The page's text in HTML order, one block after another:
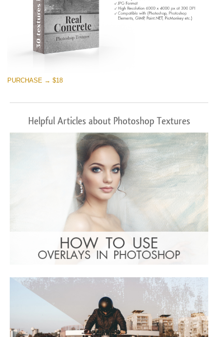
PURCHASE → $18
Helpful Articles about Photoshop Textures